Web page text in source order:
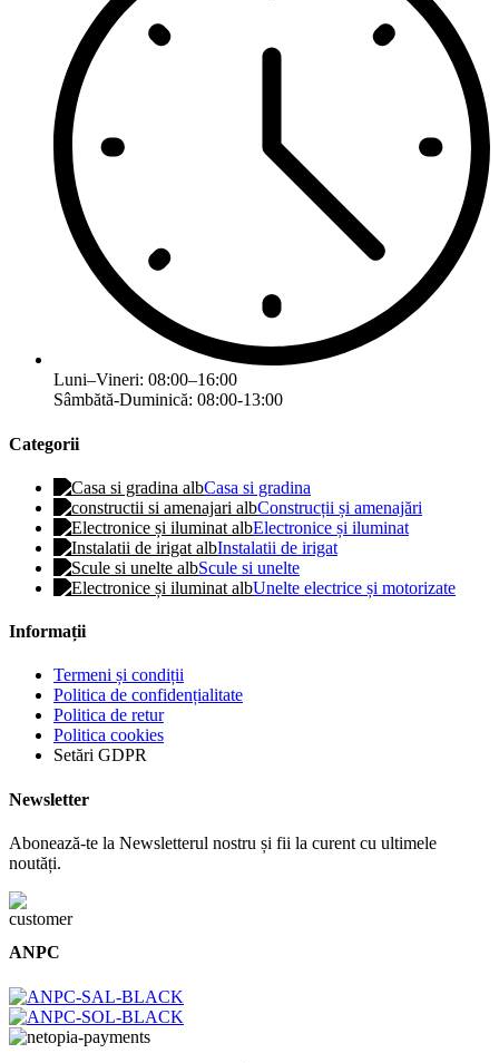
Luni–Vineri: 08:00–16:00
Sâmbătă-Duminică: 08:00-13:00
Categorii
Casa si gradina
Construcții și amenajări
Electronice și iluminat
Instalatii de irigat
Scule si unelte
Unelte electrice și motorizate
Informații
Termeni și condiții
Politica de confidențialitate
Politica de retur
Politica cookies
Setări GDPR
Newsletter
Abonează-te la Newsletterul nostru și fii la curent cu ultimele
noutăți.
ANPC